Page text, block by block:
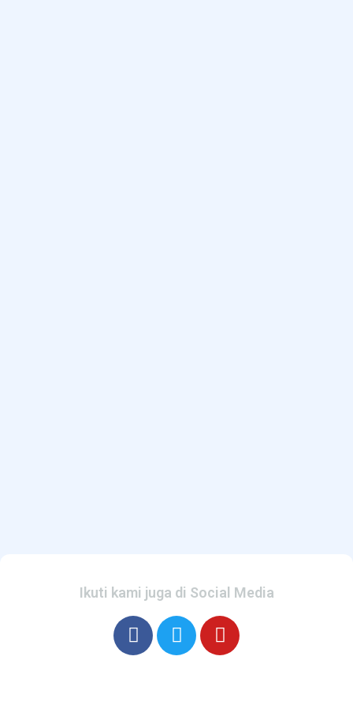
Ikuti kami juga di Social Media